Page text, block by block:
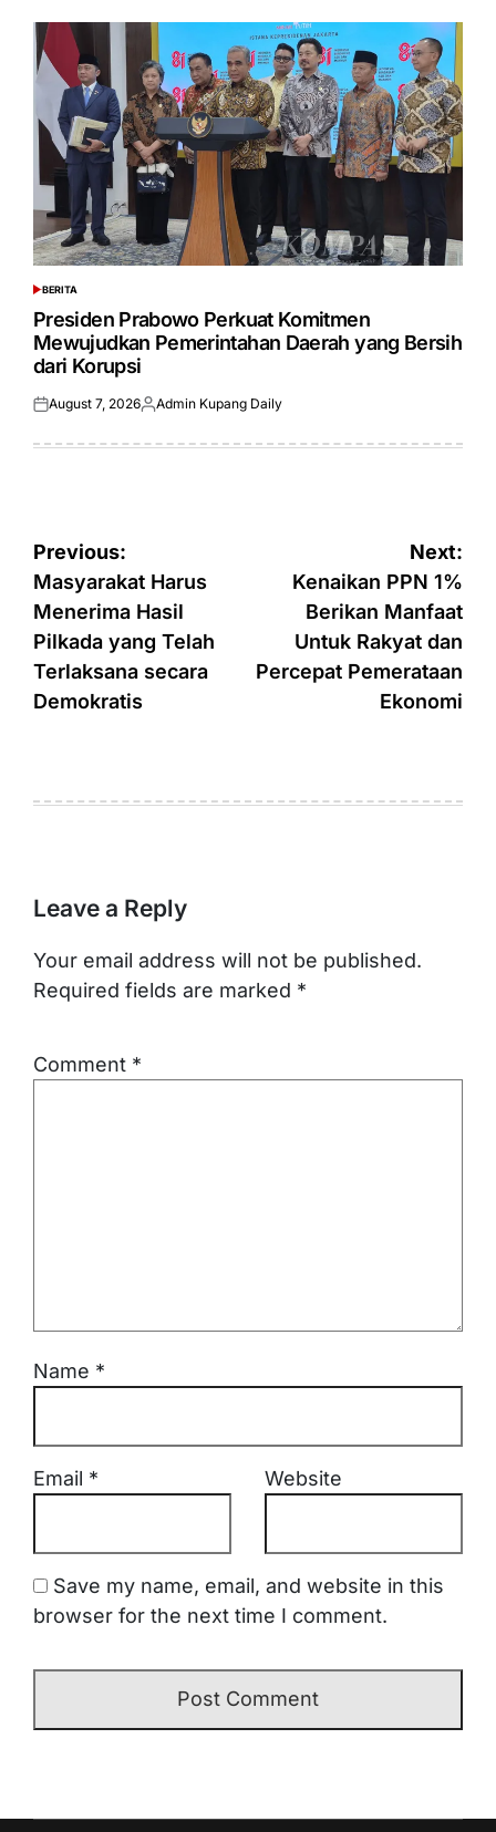
POSTED
IN
BERITA
Presiden Prabowo Perkuat Komitmen
Mewujudkan Pemerintahan Daerah yang Bersih
dari Korupsi
Posted
August 7, 2026Posted
Admin Kupang Daily
Post
navigation
Previous:
Masyarakat Harus
Menerima Hasil
Pilkada yang Telah
Terlaksana secara
Demokratis
Next:
Kenaikan PPN 1%
Berikan Manfaat
Untuk Rakyat dan
Percepat Pemerataan
Ekonomi
Leave a Reply
Your email address will not be published.
Required fields are marked *
Comment *
Name *
Email * Website
Save my name, email, and website in this
browser for the next time I comment.